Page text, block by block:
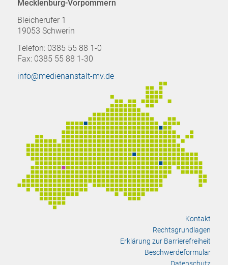
Mecklenburg-Vorpommern
Bleicherufer 1
19053 Schwerin
Telefon: 0385 55 88 1-0
Fax: 0385 55 88 1-30
info@medienanstalt-mv.de
Kontakt
Rechtsgrundlagen
Erklärung zur Barrierefreiheit
Beschwerdeformular
Datenschutz